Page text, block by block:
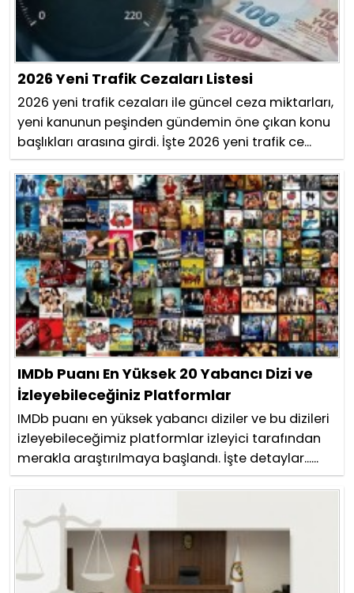
2026 Yeni Trafik Cezaları Listesi
2026 yeni trafik cezaları ile güncel ceza miktarları,
yeni kanunun peşinden gündemin öne çıkan konu
başlıkları arasına girdi. İşte 2026 yeni trafik ce...
IMDb Puanı En Yüksek 20 Yabancı Dizi ve
İzleyebileceğiniz Platformlar
IMDb puanı en yüksek yabancı diziler ve bu dizileri
izleyebileceğimiz platformlar izleyici tarafından
merakla araştırılmaya başlandı. İşte detaylar......